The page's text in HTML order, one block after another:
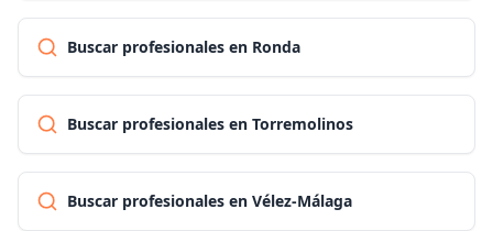
Buscar profesionales en Ronda
Buscar profesionales en Torremolinos
Buscar profesionales en Vélez-Málaga